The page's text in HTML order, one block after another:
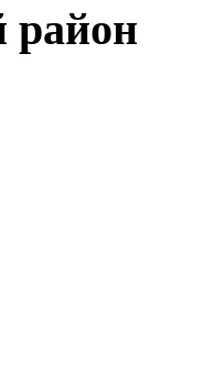
район